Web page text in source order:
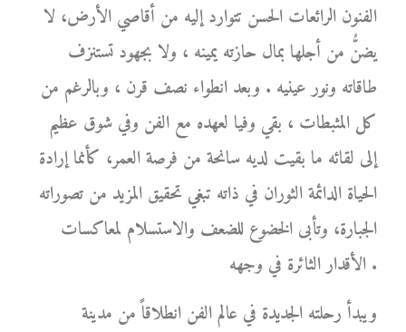
الفنون الرائعات الحسن تتوارد إليه من أقاصي الأرض، لا
يضنُّ من أجلها بمال حازته يمينه ، ولا بجهود تستنزف
طاقاته ونور عينيه . وبعد انطواء نصف قرن ، وبالرغم من
كل المثبطات ، بقي وفيا لعهده مع الفن وفي شوق عظيم
إلى لقائه ما بقيت لديه سانحة من فرصة العمر، كأنما إرادة
الحياة الدائمة الثوران في ذاته تبغي تحقيق المزيد من تصوراته
الجبارة، وتأبى الخضوع للضعف والاستسلام لمعاكسات
الأقدار الثائرة في وجهه .
ويبدأ رحلته الجديدة في عالم الفن انطلاقاً من مدينة